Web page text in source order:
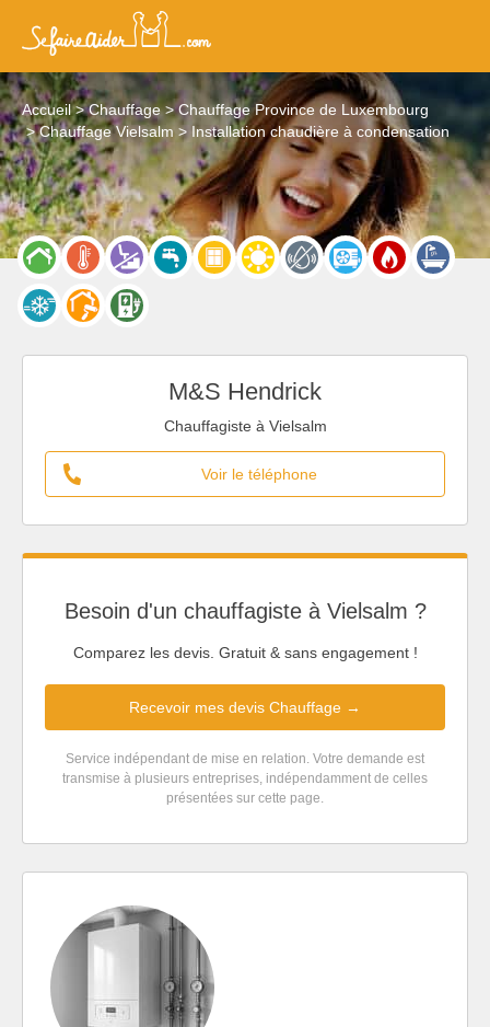
Accueil Chauffage
Chauffage Province de Luxembourg
Chauffage Vielsalm
Installation chaudière à condensation
M&S Hendrick
Chauffagiste à Vielsalm
Voir le téléphone
Besoin d'un chauffagiste à Vielsalm ?
Comparez les devis. Gratuit & sans engagement !
Recevoir mes devis Chauffage →
Service indépendant de mise en relation. Votre demande est
transmise à plusieurs entreprises, indépendamment de celles
présentées sur cette page.